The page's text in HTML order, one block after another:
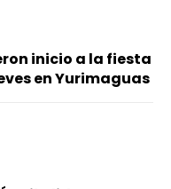
inicio a la fiesta
en Yurimaguas